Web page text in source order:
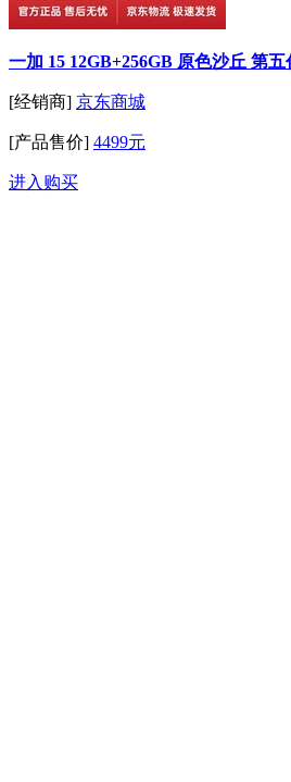
一加 15 12GB+256GB 原色沙丘 第
[经销商] 京东商城
[产品售价] 4499元
进入购买